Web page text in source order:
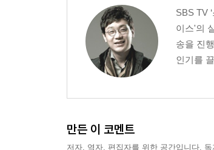
4. 토너먼트의 단계별 전략
5. 끝까지 살아남아 결국 이기는 방법
Ⅵ. 즐기면 우아하고 빠지면 추해진다
1. 허당 프로 갬블러
3. 악질 도박 중독
부록 - 카드 용어
SBS TV
이스'의
송을 진
인기를
만든 이 코멘트
저자, 역자, 편집자를 위한 공간입니다.